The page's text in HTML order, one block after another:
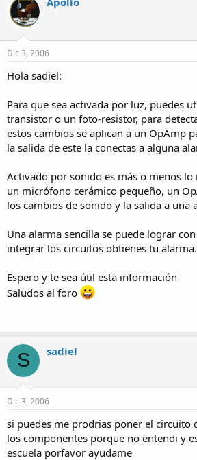
Dic 3, 2006
Hola sadiel:
Para que sea activada por luz, puedes
transistor o un foto-resistor, para
estos cambios se aplican a un OpAmp
la salida de este la conectas a alguna
Activado por sonido es más o menos
un micrófono cerámico pequeño, un
los cambios de sonido y la salida a una
Una alarma sencilla se puede lograr
integrar los circuitos obtienes tu alarma.
Espero y te sea útil esta información
Saludos al foro
S sadiel
Dic 3, 2006
si puedes me prodrias poner el circuito
los componentes porque no entendi y
escuela porfavor ayudame